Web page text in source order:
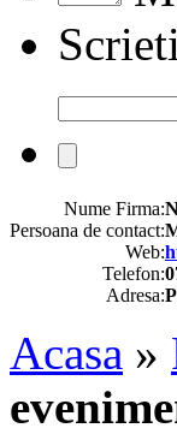
Nume Firma:
Persoana de contact:
Web:
Telefon:
Adresa:
Acasa »